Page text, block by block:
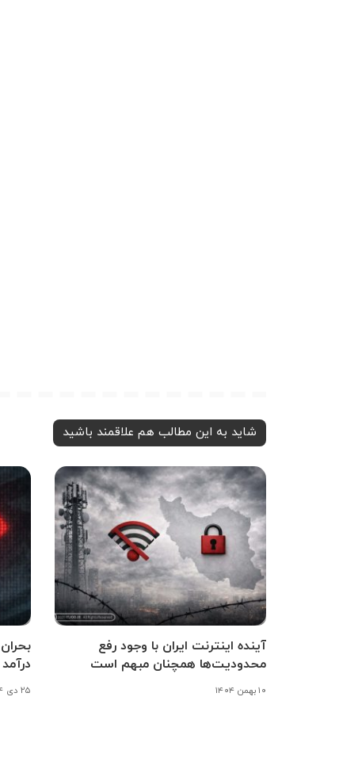
شاید به این مطالب هم علاقمند باشید
آینده اینترنت ایران با وجود رفع
محدودیت‌ها همچنان مبهم است
۱۰ بهمن ۱۴۰۴ ۲۵ دی ۱۴۰۴